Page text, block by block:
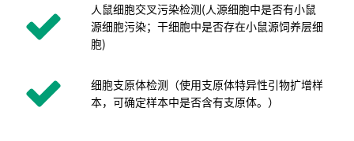
人鼠细胞交叉污染检测(人源细胞中是否有小鼠
源细胞污染；干细胞中是否存在小鼠源饲养层细
胞)
细胞支原体检测（使用支原体特异性引物扩增样
本，可确定样本中是否含有支原体。）